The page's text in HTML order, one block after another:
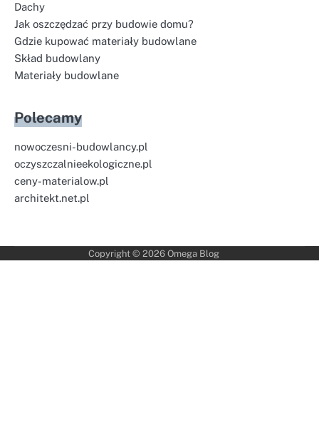
Dachy
Jak oszczędzać przy budowie domu?
Gdzie kupować materiały budowlane
Skład budowlany
Materiały budowlane
Polecamy
nowoczesni-budowlancy.pl
oczyszczalnieekologiczne.pl
ceny-materialow.pl
architekt.net.pl
Copyright © 2026 Omega Blog